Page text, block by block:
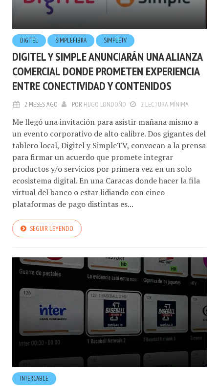
DIGITEL SIMPLEFIBRA SIMPLETV
DIGITEL Y SIMPLE ANUNCIARÁN UNA ALIANZA
COMERCIAL DONDE PROMETEN EXPERIENCIA
ENTRE CONECTIVIDAD Y CONTENIDOS
2 MESES AGO POR HUGO LONDOÑO 2 LECTURA MÍNIMA
Me llegó una invitación para asistir mañana mismo a
un evento corporativo de alto calibre. Dos gigantes del
tablero local, Digitel y SimpleTV, convocan a la prensa
para firmar un acuerdo que promete integrar
productos y/o servicios por primera vez en un solo
ecosistema digital. En una Caracas donde hacer la fila
virtual del banco o estar lidiando con cinco
plataformas de pago distintas es...
SEGUIR LEYENDO
INTERCABLE